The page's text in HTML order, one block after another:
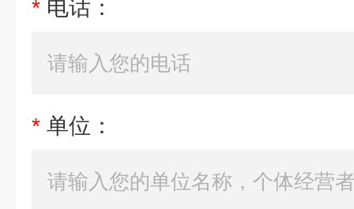
* 电话：
* 单位：